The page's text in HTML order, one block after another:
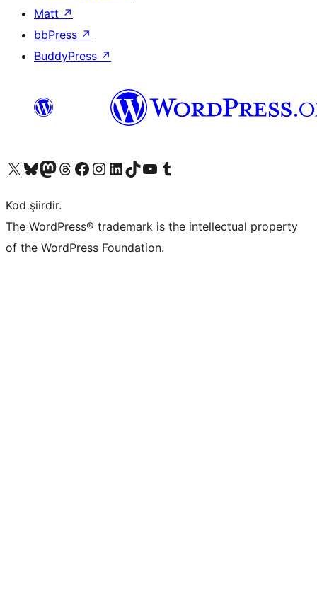
Matt ↗
bbPress ↗
BuddyPress ↗
X (eski Twitter) hesabımıza bakın
Bluesky hesabımızı ziyaret edinMastodon hesabımızı ziyaret edinThreads hesabımızı ziyaret edinFacebook sayfamızı ziyaret edinInstagram hesabımızı ziyaret edinLinkedIn hesabımızı ziyaret edinTikTok hesabımızı ziyaret edinYouTube kanalımızı ziyaret edinTumblr hesabımızı ziyaret edin
Kod şiirdir.
The WordPress® trademark is the intellectual property
of the WordPress Foundation.